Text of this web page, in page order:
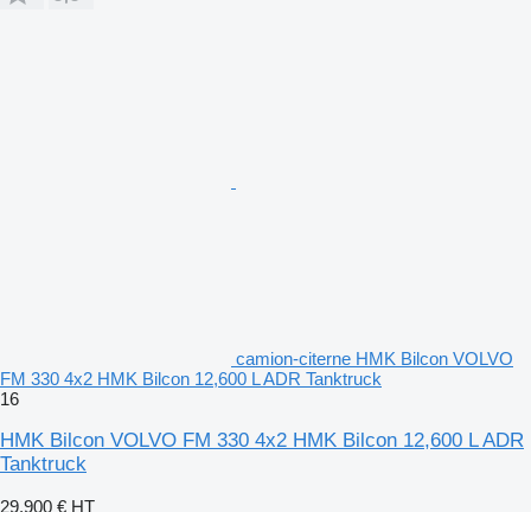
camion-citerne HMK Bilcon VOLVO
FM 330 4x2 HMK Bilcon 12,600 L ADR Tanktruck
16
HMK Bilcon VOLVO FM 330 4x2 HMK Bilcon 12,600 L ADR
Tanktruck
29.900 € HT